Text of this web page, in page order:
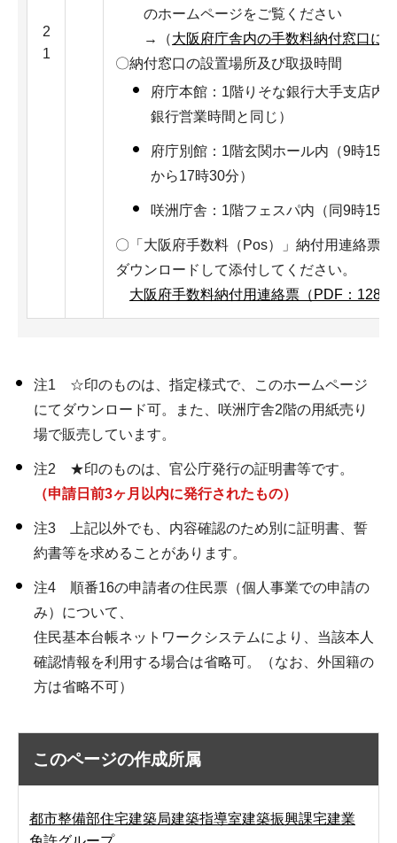
2
1
のホームページをご覧ください
→（大阪府庁舎内の手数料納付窓口に
〇納付窓口の設置場所及び取扱時間
府庁本館：1階りそな銀行大手支店内
銀行営業時間と同じ）
府庁別館：1階玄関ホール内（9時15
から17時30分）
咲洲庁舎：1階フェスパ内（同9時15
〇「大阪府手数料（Pos）」納付用連絡票
ダウンロードして添付してください。
大阪府手数料納付用連絡票（PDF：
注1 ☆印のものは、指定様式で、このホームページ
にてダウンロード可。また、咲洲庁舎2階の用紙売り
場で販売しています。
注2 ★印のものは、官公庁発行の証明書等です。
（申請日前3ヶ月以内に発行されたもの）
注3 上記以外でも、内容確認のため別に証明書、誓
約書等を求めることがあります。
注4 順番16の申請者の住民票（個人事業での申請の
み）について、
住民基本台帳ネットワークシステムにより、当該本人
確認情報を利用する場合は省略可。（なお、外国籍の
方は省略不可）
このページの作成所属
都市整備部住宅建築局建築指導室建築振興課宅建業